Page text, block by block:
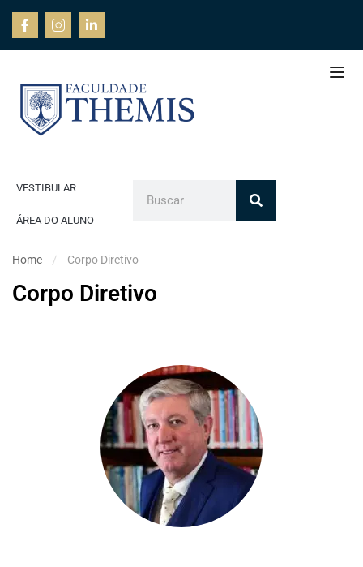
VESTIBULAR
ÁREA DO ALUNO
Home Corpo Diretivo
Corpo Diretivo